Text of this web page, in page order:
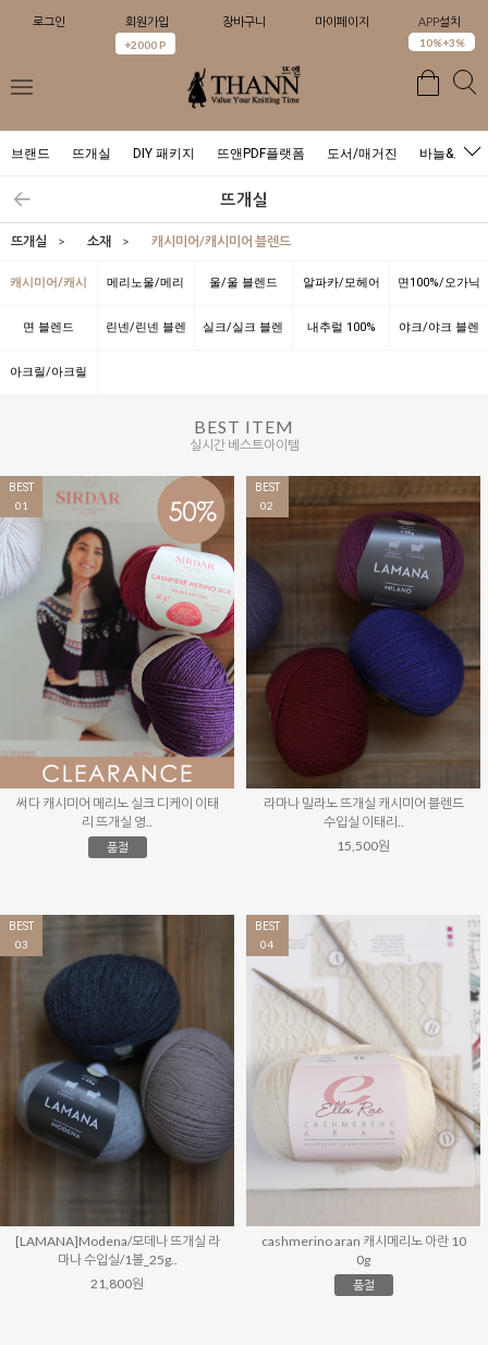
로그인 회원가입
+2000 P
장바구니 마이페이지 APP설치
10%+3%
브랜드 뜨개실 DIY 패키지 뜨앤PDF플랫폼 도서/매거진 바늘&도구
뜨개실
뜨개실 > 소재 > 캐시미어/캐시미어 블렌드
캐시미어/캐시
미어 블렌드
메리노울/메리
노울 블렌드
울/울 블렌드 알파카/모헤어 면100%/오가닉
면 블렌드 린넨/린넨 블렌 실크/실크 블렌 내추럴 100% 야크/야크 블렌
아크릴/아크릴
BEST ITEM
실시간 베스트아이템
BEST
01
써다 캐시미어 메리노 실크 디케이 이태
리 뜨개실 영..
품절
BEST
02
라마나 밀라노 뜨개실 캐시미어 블렌드
수입실 이태리..
15,500원
BEST
03
[LAMANA]Modena/모데나 뜨개실 라
마나 수입실/1볼_25g..
21,800원
BEST
04
cashmerino aran 캐시메리노 아란 10
0g
품절